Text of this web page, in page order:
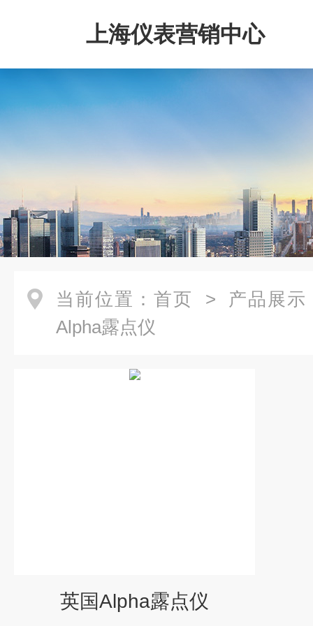
上海仪表营销中心
当前位置： 首页 > 产品展示
Alpha露点仪
英国Alpha露点仪